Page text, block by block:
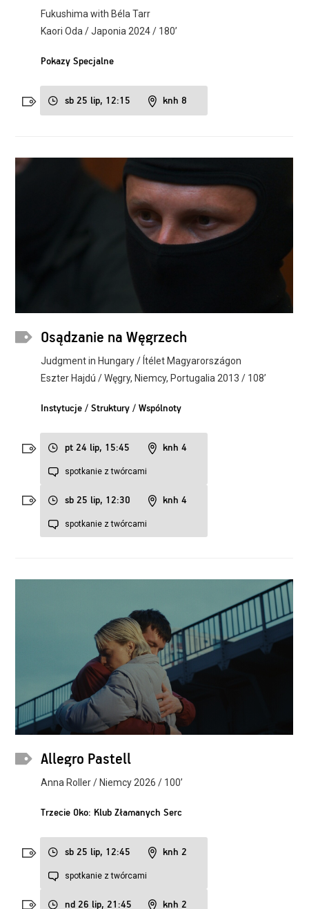
Fukushima with Béla Tarr
Kaori Oda / Japonia 2024 / 180’
Pokazy Specjalne
sb 25 lip, 12:15 knh 8
Osądzanie na Węgrzech
Judgment in Hungary / Ítélet Magyarországon
Eszter Hajdú / Węgry, Niemcy, Portugalia 2013 / 108’
Instytucje / Struktury / Wspólnoty
pt 24 lip, 15:45 knh 4
spotkanie z twórcami
sb 25 lip, 12:30 knh 4
spotkanie z twórcami
Allegro Pastell
Anna Roller / Niemcy 2026 / 100’
Trzecie Oko: Klub Złamanych Serc
sb 25 lip, 12:45 knh 2
spotkanie z twórcami
nd 26 lip, 21:45 knh 2